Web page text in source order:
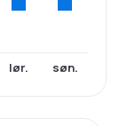
lør. søn.